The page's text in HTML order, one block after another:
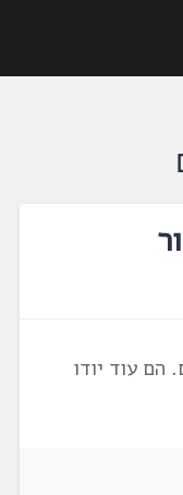
הם עוד יודו